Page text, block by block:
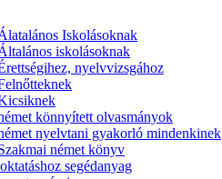
Iskolásoknak
iskolásoknak
nyelvvizsgához
könnyített olvasmányok
nyelvtani gyakorló mindenkinek
német könyv
segédanyag